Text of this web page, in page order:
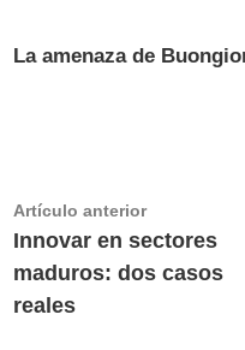
La amenaza de
Navegación
de
entradas
Artículo anteriorArtículo
anterior:
Innovar en sectores
maduros: dos casos
reales